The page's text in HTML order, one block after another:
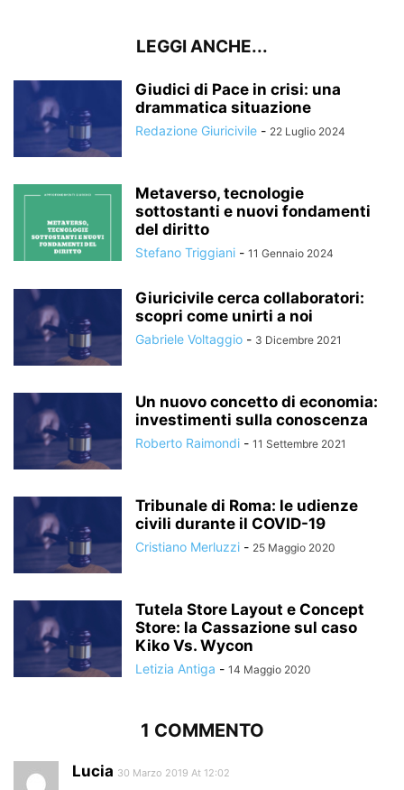
LEGGI ANCHE...
Giudici di Pace in crisi: una
drammatica situazione
Redazione Giuricivile - 22 Luglio 2024
Metaverso, tecnologie
sottostanti e nuovi fondamenti
del diritto
Stefano Triggiani - 11 Gennaio 2024
Giuricivile cerca collaboratori:
scopri come unirti a noi
Gabriele Voltaggio - 3 Dicembre 2021
Un nuovo concetto di economia:
investimenti sulla conoscenza
Roberto Raimondi - 11 Settembre 2021
Tribunale di Roma: le udienze
civili durante il COVID-19
Cristiano Merluzzi - 25 Maggio 2020
Tutela Store Layout e Concept
Store: la Cassazione sul caso
Kiko Vs. Wycon
Letizia Antiga - 14 Maggio 2020
1 COMMENTO
Lucia 30 Marzo 2019 At 12:02